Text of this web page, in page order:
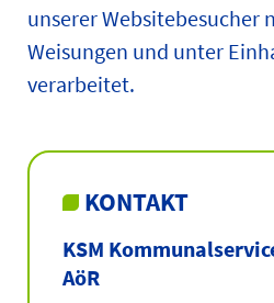
unserer Websitebesucher
Weisungen und unter
verarbeitet.
KONTAKT
KSM
AöR